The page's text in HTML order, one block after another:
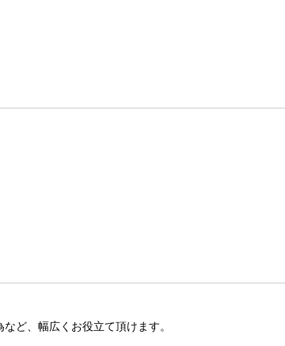
ど、幅広くお役立て頂けます。